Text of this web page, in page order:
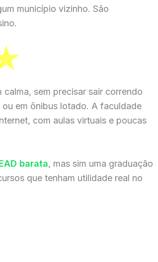
município vizinho. São
sem precisar sair correndo
em ônibus lotado. A faculdade
com aulas virtuais e poucas
barata, mas sim uma graduação
que tenham utilidade real no